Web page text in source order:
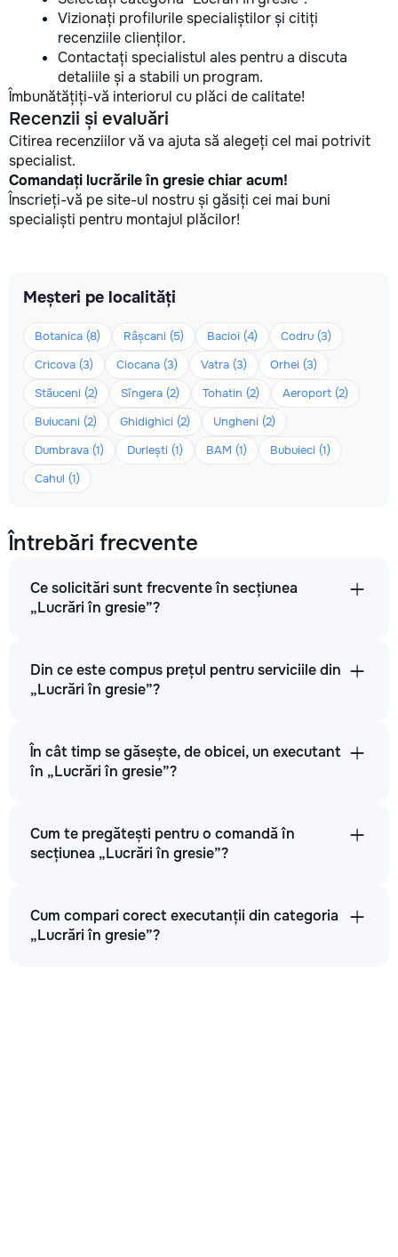
Vizionați profilurile specialiștilor și citiți
recenziile clienților.
Contactați specialistul ales pentru a discuta
detaliile și a stabili un program.
Îmbunătățiți-vă interiorul cu plăci de calitate!
Recenzii și evaluări
Citirea recenziilor vă va ajuta să alegeți cel mai potrivit
specialist.
Comandați lucrările în gresie chiar acum!
Înscrieți-vă pe site-ul nostru și găsiți cei mai buni
specialiști pentru montajul plăcilor!
Meșteri pe localități
Botanica (8) Râșcani (5) Bacioi (4)
Codru (3)
Cricova (3)
Ciocana (3) Vatra (3)
Orhei (3)
Stăuceni (2)
Sîngera (2) Tohatin (2)
Aeroport (2)
Buiucani (2)
Ghidighici (2)
Ungheni (2)
Dumbrava (1)
Durlești (1) BAM (1)
Bubuieci (1)
Cahul (1)
Întrebări frecvente
Ce solicitări sunt frecvente în secțiunea
„Lucrări în gresie”?
Din ce este compus prețul pentru serviciile din
„Lucrări în gresie”?
În cât timp se găsește, de obicei, un executant
în „Lucrări în gresie”?
Cum te pregătești pentru o comandă în
secțiunea „Lucrări în gresie”?
Cum compari corect executanții din categoria
„Lucrări în gresie”?